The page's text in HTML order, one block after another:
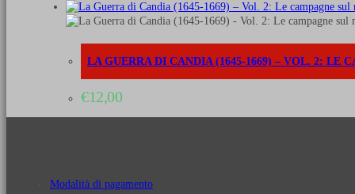
LA GUERRA DI CANDIA (1645-1669) – VOL. 2: LE
€12,00
Modalità di pagamento